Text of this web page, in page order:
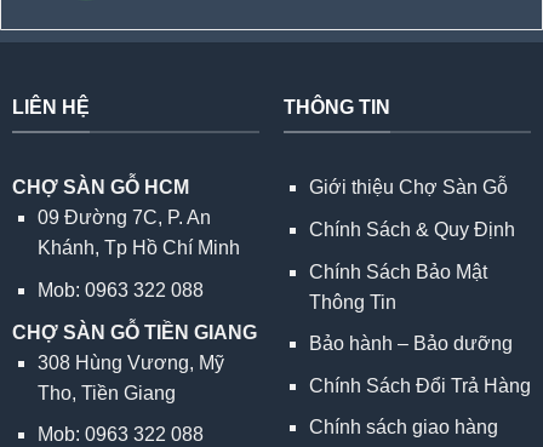
LIÊN HỆ
CHỢ SÀN GỖ HCM
09 Đường 7C, P. An
Khánh, Tp Hồ Chí Minh
Mob: 0963 322 088
CHỢ SÀN GỖ TIỀN GIANG
308 Hùng Vương, Mỹ
Tho, Tiền Giang
Mob: 0963 322 088
THÔNG TIN
Giới thiệu Chợ Sàn Gỗ
Chính Sách & Quy Định
Chính Sách Bảo Mật
Thông Tin
Bảo hành – Bảo dưỡng
Chính Sách Đổi Trả Hàng
Chính sách giao hàng